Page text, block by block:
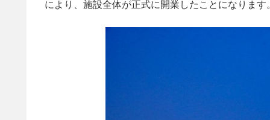
により、施設全体が正式に開業したことになります